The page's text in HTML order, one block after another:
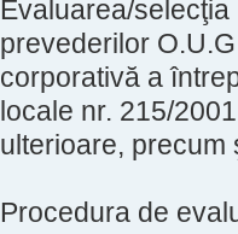
Evaluarea/
prevederilor
corporativă a
locale nr. 215/
ulterioare, precum
Procedura de